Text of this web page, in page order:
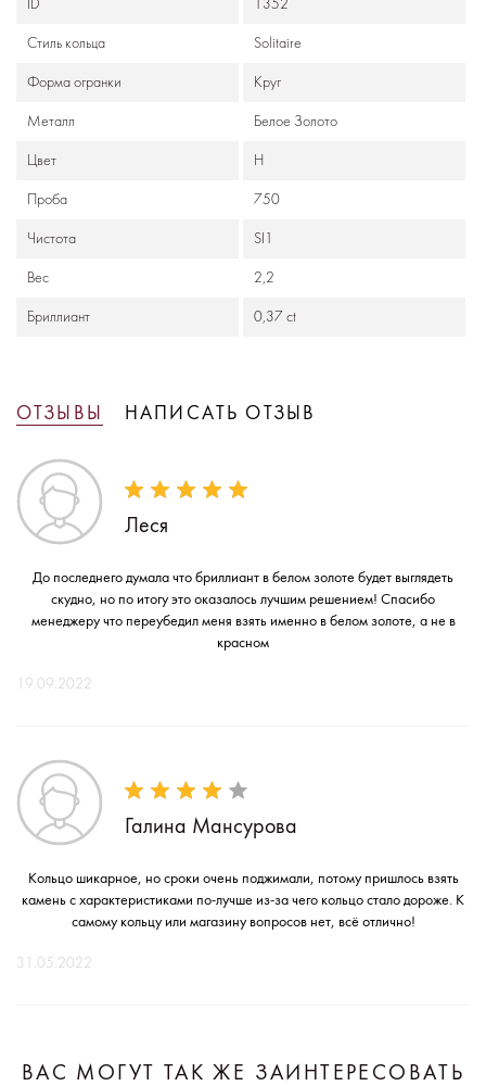
ID 1352
Стиль кольца Solitaire
Формa огранки Круг
Металл Белое Золото
Цвет Н
Проба 750
Чистота SI1
Вес 2,2
Бриллиант 0,37 ct
ОТЗЫВЫ НАПИСАТЬ ОТЗЫВ
Леся
До последнего думала что бриллиант в белом золоте будет выглядеть
скудно, но по итогу это оказалось лучшим решением! Спасибо
менеджеру что переубедил меня взять именно в белом золоте, а не в
красном
19.09.2022
Галина Мансурова
Кольцо шикарное, но сроки очень поджимали, потому пришлось взять
камень с характеристиками по-лучше из-за чего кольцо стало дороже. К
самому кольцу или магазину вопросов нет, всё отлично!
31.05.2022
ВАС МОГУТ ТАК ЖЕ ЗАИНТЕРЕСОВАТЬ